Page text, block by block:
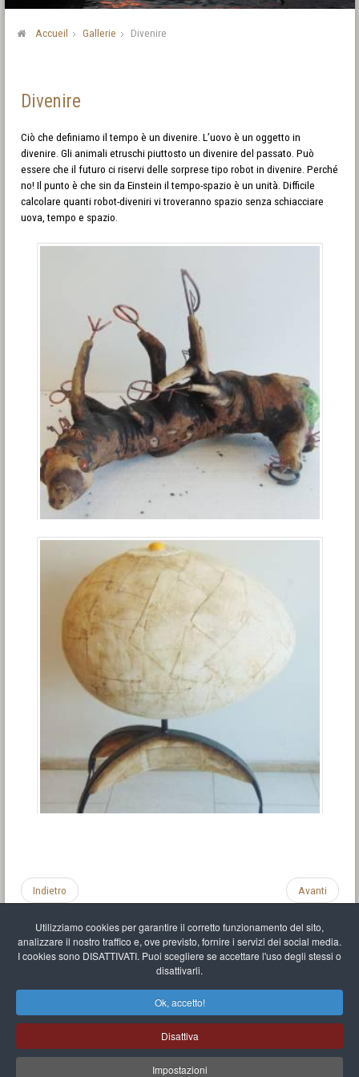
Utilizziamo cookies per garantire il corretto funzionamento del sito,
analizzare il nostro traffico e, ove previsto, fornire i servizi dei social media.
I cookies sono DISATTIVATI. Puoi scegliere se accettare l'uso degli stessi o
disattivarli.
Ok, accetto!
Disattiva
Impostazioni
Accueil Gallerie Divenire
Divenire
Ciò che definiamo il tempo è un divenire. L’uovo è un oggetto in
divenire. Gli animali etruschi piuttosto un divenire del passato. Può
essere che il futuro ci riservi delle sorprese tipo robot in divenire. Perché
no! Il punto è che sin da Einstein il tempo-spazio è un unità. Difficile
calcolare quanti robot-diveniri vi troveranno spazio senza schiacciare
uova, tempo e spazio.
Indietro Avanti
Mappa del sito
Mr Balthasar Brennenstuhl
Artista scultore e pittore
Quai Séverine Résidence Navy Club / 17 83430 Saint-Mandrier-sur-Mer,Provence-
Alpes-Côte d'Azur-France